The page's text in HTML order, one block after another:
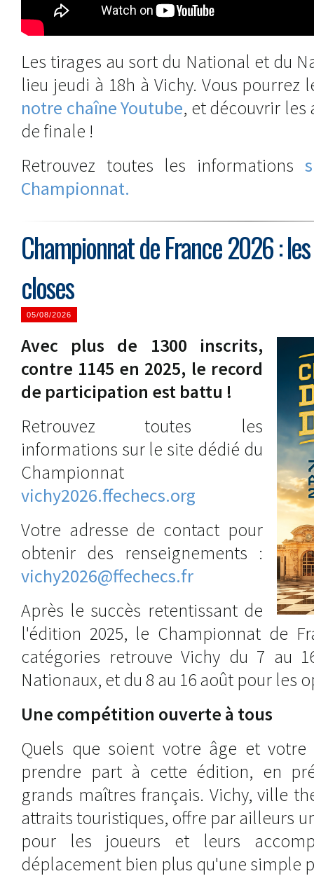
Les tirages au sort du National et du
lieu jeudi à 18h à Vichy. Vous
notre chaîne Youtube, et découvrir les
de finale !
Retrouvez toutes les informations
Championnat.
Championnat de France 2026 :
closes
05/08/2026
Avec plus de 1300 inscrits,
contre 1145 en 2025, le record
de participation est battu !
Retrouvez toutes les
informations sur le site dédié du
Championnat
vichy2026.ffechecs.org
Votre adresse de contact pour
obtenir des renseignements :
vichy2026@ffechecs.fr
Après le succès retentissant de
l'édition 2025, le Championnat de
catégories retrouve Vichy du 7 au
Nationaux, et du 8 au 16 août pour les
Une compétition ouverte à tous
Quels que soient votre âge et votre
prendre part à cette édition, en
grands maîtres français. Vichy, ville
attraits touristiques, offre par ailleurs
pour les joueurs et leurs
déplacement bien plus qu'une simple